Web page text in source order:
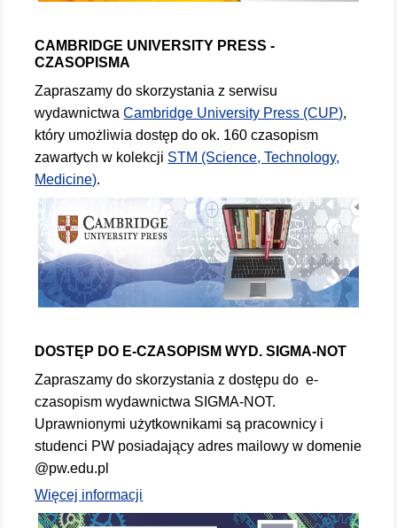
CAMBRIDGE UNIVERSITY PRESS -
CZASOPISMA
Zapraszamy do skorzystania z serwisu
wydawnictwaCambridge University Press (CUP),
który umożliwia dostęp do ok. 160 czasopism
zawartych w kolekcji STM (Science, Technology,
Medicine).
DOSTĘP DO E-CZASOPISM WYD. SIGMA-NOT
Zapraszamy do skorzystania z dostępu do e-
czasopism wydawnictwa SIGMA-NOT.
Uprawnionymi użytkownikami są pracownicy i
studenci PW posiadający adres mailowy w domenie
@pw.edu.pl
Więcej informacji